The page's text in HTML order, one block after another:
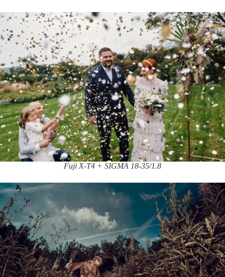
Fuji X-T4 + SIGMA 18-35/1.8